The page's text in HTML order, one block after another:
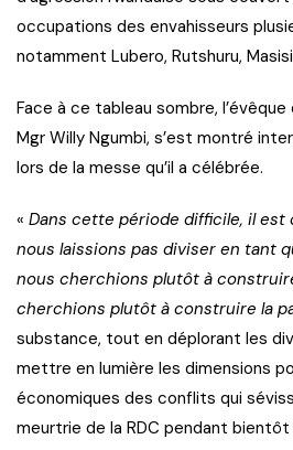
occupations des envahisseurs
notamment Lubero, Rutshuru,
Face à ce tableau sombre,
Mgr Willy Ngumbi, s’est montré
lors de la messe qu’il a célébrée.
« Dans cette période difficile, il est
nous laissions pas diviser en tant
nous cherchions plutôt à
cherchions plutôt à construire la
substance, tout en déplorant les
mettre en lumière les dimensions
économiques des conflits qui
meurtrie de la RDC pendant